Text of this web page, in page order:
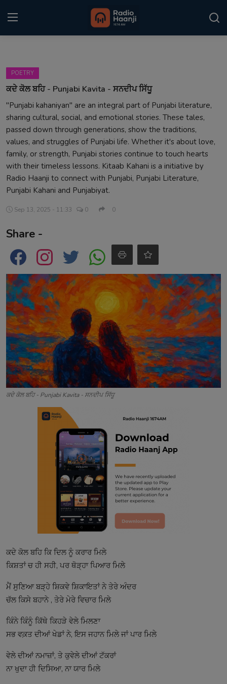
Home
Punjabi Podcast
Kitaab Kahani
Gallery
Sponsors
Matrimonial
Contact
POETRY
ਕਦੇ ਕੋਲ ਬਹਿ - Punjabi Kavita - ਸਨਦੀਪ ਸਿੱਧੂ
"Punjabi kahaniyan" are an integral part of Punjabi literature,
sharing cultural, social, and emotional stories. These tales,
passed down through generations, show the traditions,
values, and struggles of Punjabi life. Whether it's about love,
family, or strength, Punjabi stories continue to touch hearts
with their timeless lessons. Kitaab Kahani is a initiative by
Radio Haanji to connect with Punjabi, Punjabi Literature,
Punjabi Kahani and Punjabiyat.
Sep 13, 2025 - 11:33 0 0
Share -
ਕਦੇ ਕੋਲ ਬਹਿ - Punjabi Kavita - ਸਨਦੀਪ ਸਿੱਧੂ
ਕਦੇ ਕੋਲ ਬਹਿ ਕਿ ਦਿਲ ਨੂੰ ਕਰਾਰ ਮਿਲੇ
ਕਿਸ਼ਤਾਂ ਚ ਹੀ ਸਹੀ, ਪਰ ਥੋੜ੍ਹਾ ਪਿਆਰ ਮਿਲੇ
ਮੈਂ ਸੁਣਿਆ ਬੜ੍ਹੇ ਸ਼ਿਕਵੇ ਸ਼ਿਕਾਇਤਾਂ ਨੇ ਤੇਰੇ ਅੰਦਰ
ਚੱਲ ਕਿਸੇ ਬਹਾਨੇ , ਤੇਰੇ ਮੇਰੇ ਵਿਚਾਰ ਮਿਲੇ
ਕਿੰਨੇ ਕਿੰਨੂੰ ਕਿੱਥੇ ਕਿਹੜੇ ਵੇਲੇ ਮਿਲਣਾ
ਸਭ ਵਕ਼ਤ ਦੀਆਂ ਖੇਡਾਂ ਨੇ, ਇਸ ਜਹਾਨ ਮਿਲੇ ਜਾਂ ਪਾਰ ਮਿਲੇ
ਵੇਲੇ ਦੀਆਂ ਨਮਾਜ਼ਾਂ, ਤੇ ਕੁਵੇਲੇ ਦੀਆਂ ਟੱਕਰਾਂ
ਨਾ ਖੁਦਾ ਹੀ ਦਿਸਿਆ, ਨਾ ਯਾਰ ਮਿਲੇ